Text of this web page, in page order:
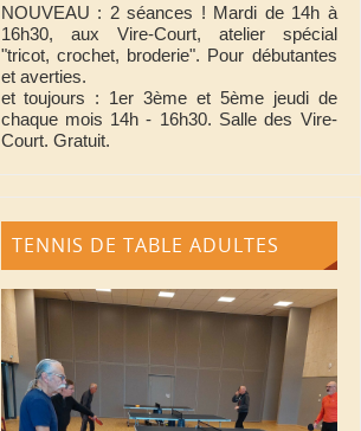
NOUVEAU : 2 séances ! Mardi de 14h à
16h30, aux Vire-Court, atelier spécial
"tricot, crochet, broderie". Pour débutantes
et averties.
et toujours : 1er 3ème et 5ème jeudi de
chaque mois 14h - 16h30. Salle des Vire-
Court. Gratuit.
TENNIS DE TABLE ADULTES